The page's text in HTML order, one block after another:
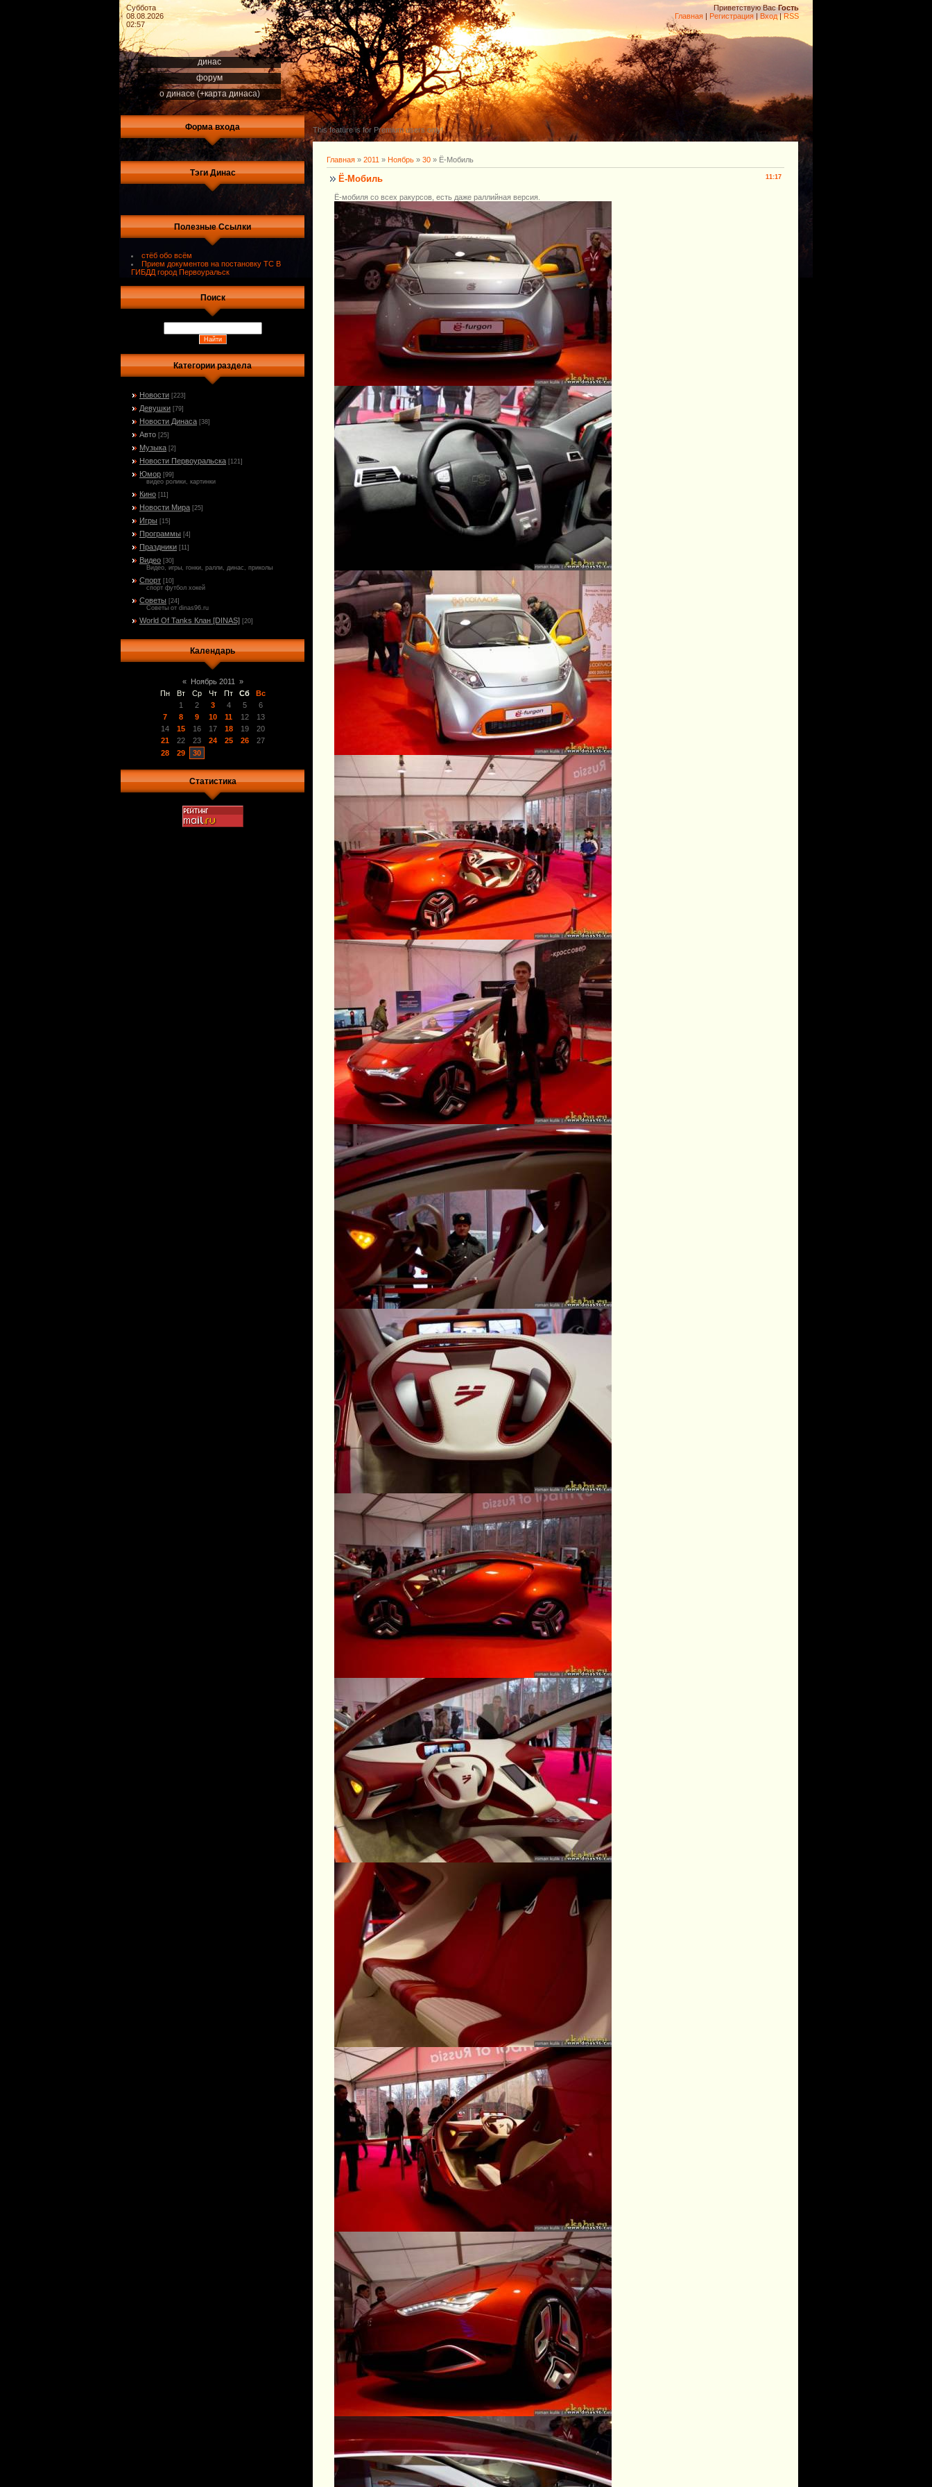
Суббота
08.08.2026
02:57
Приветствую Вас Гость
Главная | Регистрация | Вход|RSS
динас
форум
о динасе (+карта динаса)
Форма входа
Тэги Динас
Полезные Ссылки
стёб обо всём
Прием документов на постановку ТС В
ГИБДД город Первоуральск
Поиск
Категории раздела
Новости [223]
Девушки [79]
Новости Динаса [38]
Авто [25]
Музыка [2]
Новости Первоуральска [121]
Юмор [99]
видео ролики, картинки
Кино [11]
Новости Мира [25]
Игры [15]
Программы [4]
Праздники [11]
Видео [30]
Видео, игры, гонки, ралли, динас, приколы
Спорт [10]
спорт футбол хокей
Советы [24]
Советы от dinas96.ru
World Of Tanks Клан [DINAS] [20]
Календарь
« Ноябрь 2011
»
Пн
Вт Ср Чт Пт Сб
Вс
1
2 3 4 5
6
7
8 9 10 11 12
13
14
15 16 17 18 19
20
21
22 23 24 25 26
27
28
29 30
Статистика
This feature is for Premium users only!
Главная » 2011 » Ноябрь » 30 » Ё-Мобиль
11:17
Ё-Мобиль
Ё-мобиля со всех ракурсов, есть даже раллийная версия.